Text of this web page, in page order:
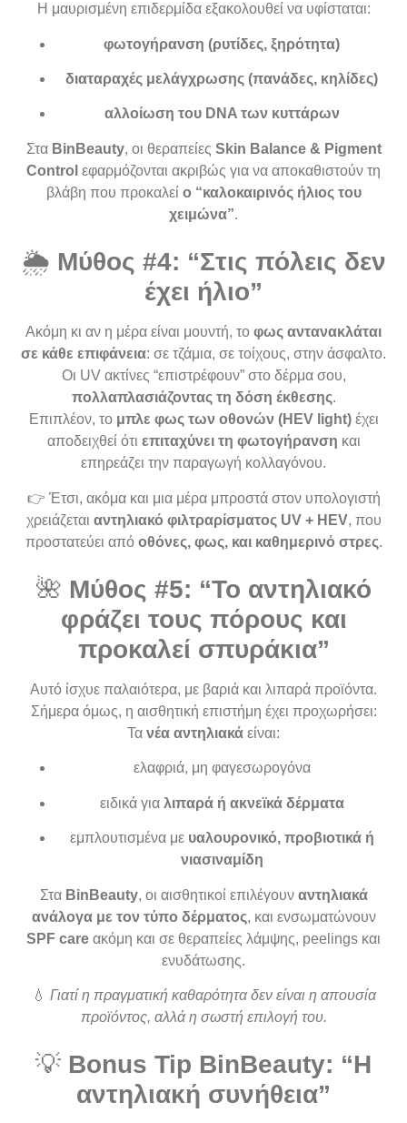
Η μαυρισμένη επιδερμίδα εξακολουθεί να υφίσταται:
φωτογήρανση (ρυτίδες, ξηρότητα)
διαταραχές μελάγχρωσης (πανάδες, κηλίδες)
αλλοίωση του DNA των κυττάρων
Στα BinBeauty, οι θεραπείες Skin Balance & Pigment
Control εφαρμόζονται ακριβώς για να αποκαθιστούν τη
βλάβη που προκαλεί ο “καλοκαιρινός ήλιος του
χειμώνα”.
🌦️ Μύθος #4: “Στις πόλεις δεν
έχει ήλιο”
Ακόμη κι αν η μέρα είναι μουντή, το φως αντανακλάται
σε κάθε επιφάνεια: σε τζάμια, σε τοίχους, στην άσφαλτο.
Οι UV ακτίνες “επιστρέφουν” στο δέρμα σου,
πολλαπλασιάζοντας τη δόση έκθεσης.
Επιπλέον, το μπλε φως των οθονών (HEV light)έχει
αποδειχθεί ότι επιταχύνει τη φωτογήρανση και
επηρεάζει την παραγωγή κολλαγόνου.
👉 Έτσι, ακόμα και μια μέρα μπροστά στον υπολογιστή
χρειάζεται αντηλιακό φιλτραρίσματος UV + HEV, που
προστατεύει από οθόνες, φως, και καθημερινό στρες.
🌺 Μύθος #5: “Το αντηλιακό
φράζει τους πόρους και
προκαλεί σπυράκια”
Αυτό ίσχυε παλαιότερα, με βαριά και λιπαρά προϊόντα.
Σήμερα όμως, η αισθητική επιστήμη έχει προχωρήσει:
Τα νέα αντηλιακά είναι:
ελαφριά, μη φαγεσωρογόνα
ειδικά για λιπαρά ή ακνεϊκά δέρματα
εμπλουτισμένα με υαλουρονικό, προβιοτικά ή
νιασιναμίδη
Στα BinBeauty, οι αισθητικοί επιλέγουν αντηλιακά
ανάλογα με τον τύπο δέρματος, και ενσωματώνουν
SPF care ακόμη και σε θεραπείες λάμψης, peelings και
ενυδάτωσης.
💧 Γιατί η πραγματική καθαρότητα δεν είναι η απουσία
προϊόντος, αλλά η σωστή επιλογή του.
💡 Bonus Tip BinBeauty: “Η
αντηλιακή συνήθεια”